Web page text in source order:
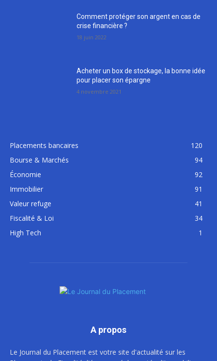
Comment protéger son argent en cas de
crise financière ?
18 juin 2022
Acheter un box de stockage, la bonne idée
pour placer son épargne
4 novembre 2021
Placements bancaires
120
Bourse & Marchés
94
Économie
92
Immobilier
91
Valeur refuge
41
Fiscalité & Loi
34
High Tech
1
A propos
Le Journal du Placement est votre site d'actualité sur les